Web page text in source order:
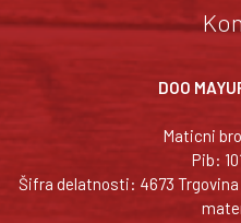
DOO
Maticni
Pib:
Šifra delatnosti: 4673